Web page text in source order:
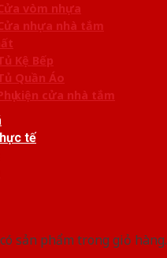
vòm nhựa
nhựa nhà tắm
Kệ Bếp
Quần Áo
kiện cửa nhà tắm
tế
sản phẩm trong giỏ hàng.